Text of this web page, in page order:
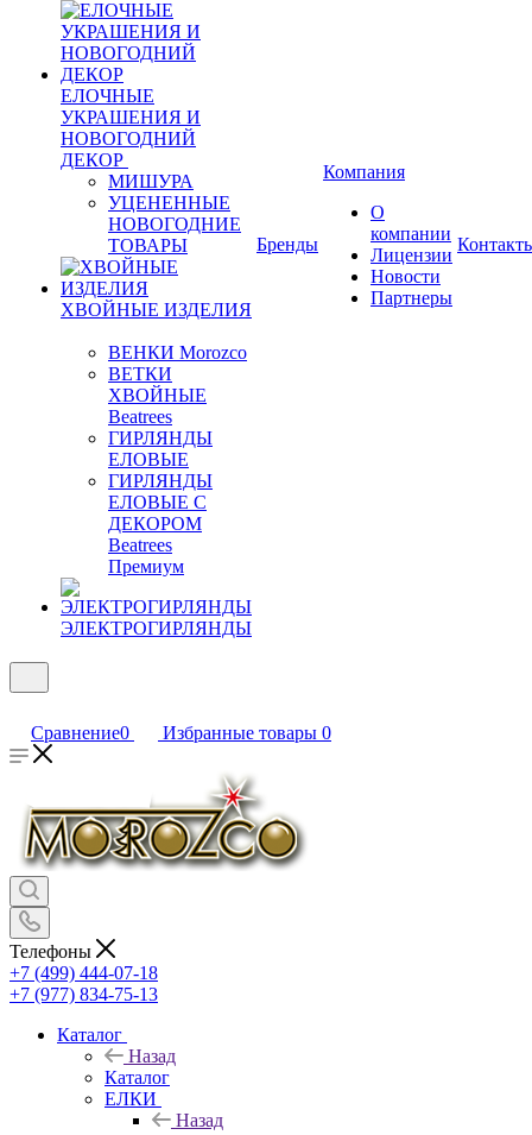
ЕЛОЧНЫЕ
УКРАШЕНИЯ И
НОВОГОДНИЙ
ДЕКОР
МИШУРА
УЦЕНЕННЫЕ
НОВОГОДНИЕ
ТОВАРЫ
ХВОЙНЫЕ ИЗДЕЛИЯ
ВЕНКИ Morozco
ВЕТКИ
ХВОЙНЫЕ
Beatrees
ГИРЛЯНДЫ
ЕЛОВЫЕ
ГИРЛЯНДЫ
ЕЛОВЫЕ С
ДЕКОРОМ
Beatrees
Премиум
ЭЛЕКТРОГИРЛЯНДЫ
Бренды
Компания
О
компании
Лицензии
Новости
Партнеры
Сравнение0 Избранные товары 0
Телефоны
+7 (499) 444-07-18
+7 (977) 834-75-13
Каталог
Назад
Каталог
ЕЛКИ
Назад